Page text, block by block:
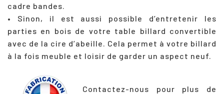
cadre bandes.
• Sinon, il est aussi possible d’entretenir les
parties en bois de votre table billard convertible
avec de la cire d’abeille. Cela permet à votre billard
à la fois meuble et loisir de garder un aspect neuf.
Contactez-nous pour plus de